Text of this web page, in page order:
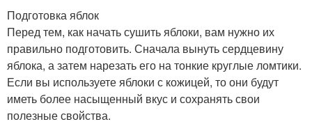
Подготовка яблок
Перед тем, как начать сушить яблоки, вам нужно их
правильно подготовить. Сначала вынуть сердцевину
яблока, а затем нарезать его на тонкие круглые ломтики.
Если вы используете яблоки с кожицей, то они будут
иметь более насыщенный вкус и сохранять свои
полезные свойства.